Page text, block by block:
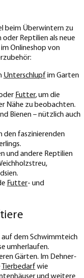
beim Überwintern zu
Reptilien als neue
Onlineshop von
Unterschlupf im Garten
Futter, um die
Nähe zu beobachten.
Bienen – nützlich auch
den faszinierenden
und andere Reptilien
Futter- und
auf dem Schwimmteich
umherlaufen.
Gärten. Im Dehner-
Tierbedarf wie
und weitere